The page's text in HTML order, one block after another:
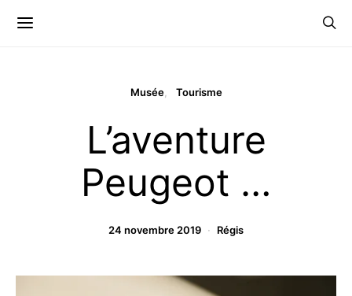
Musée Tourisme
L’aventure
Peugeot …
24 novembre 2019 Régis